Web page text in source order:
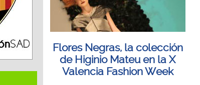
Flores Negras, la colección
de Higinio Mateu en la X
Valencia Fashion Week